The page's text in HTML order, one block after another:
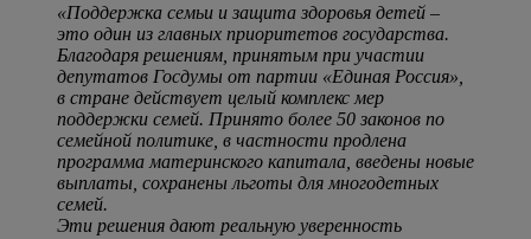
«Поддержка семьи и защита здоровья детей –
это один из главных приоритетов государства.
Благодаря решениям, принятым при участии
депутатов Госдумы от партии «Единая Россия»,
в стране действует целый комплекс мер
поддержки семей. Принято более 50 законов по
семейной политике, в частности продлена
программа материнского капитала, введены новые
выплаты, сохранены льготы для многодетных
семей.
Эти решения дают реальную уверенность